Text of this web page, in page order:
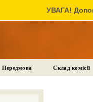
УВАГА!
Передмова Склад комісії